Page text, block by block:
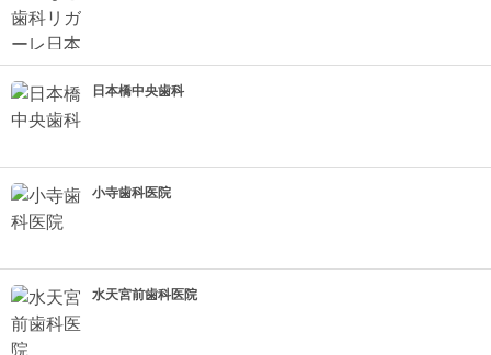
日本橋中央歯科
小寺歯科医院
水天宮前歯科医院